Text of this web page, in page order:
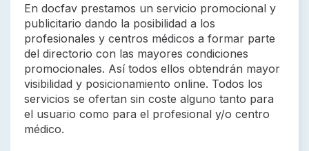
En docfav prestamos un servicio promocional y
publicitario dando la posibilidad a los
profesionales y centros médicos a formar parte
del directorio con las mayores condiciones
promocionales. Así todos ellos obtendrán mayor
visibilidad y posicionamiento online. Todos los
servicios se ofertan sin coste alguno tanto para
el usuario como para el profesional y/o centro
médico.